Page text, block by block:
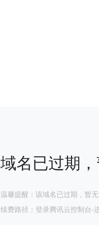
域名已过期
温馨提醒：该域名已过期，暂
续费路径：登录腾讯云控制台-